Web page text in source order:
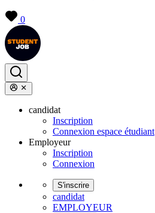
0
candidat
Inscription
Connexion espace étudiant
Employeur
Inscription
Connexion
S'inscrire
candidat
EMPLOYEUR